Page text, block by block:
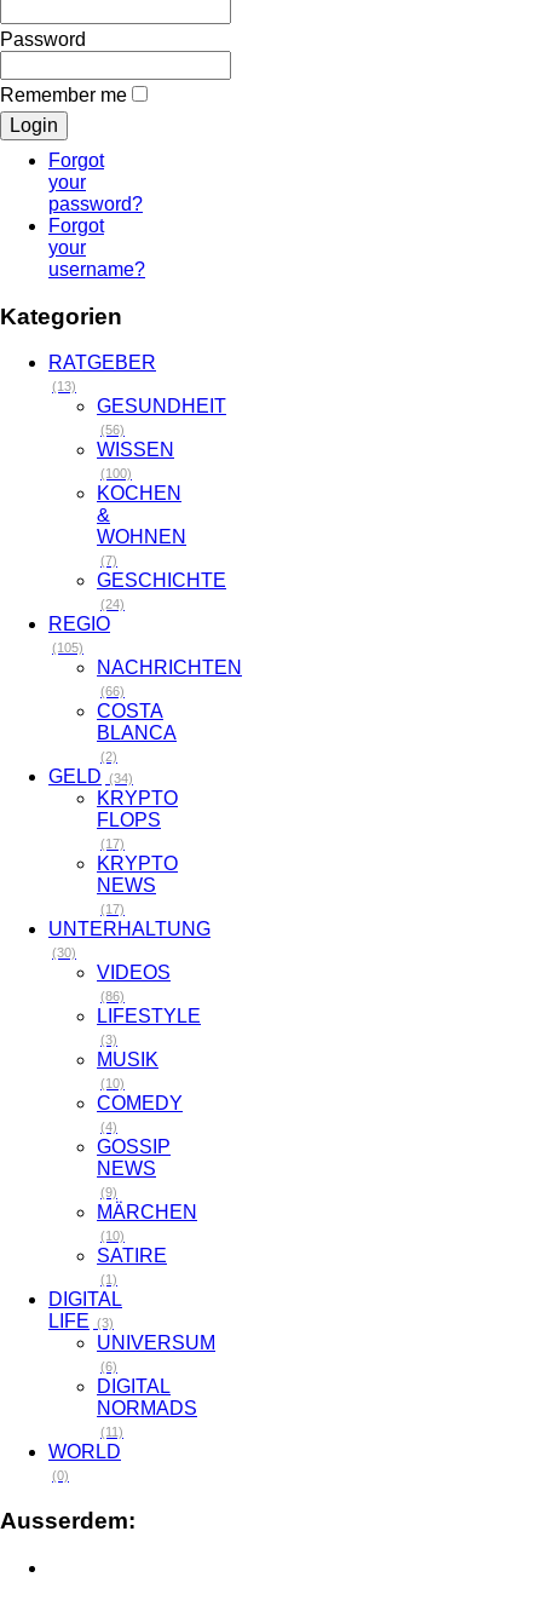
Password
Remember me
Forgot
your
password?
Forgot
your
username?
Kategorien
RATGEBER
(13)
GESUNDHEIT
(56)
WISSEN
(100)
KOCHEN
&
WOHNEN
(7)
GESCHICHTE
(24)
REGIO
(105)
NACHRICHTEN
(66)
COSTA
BLANCA
(2)
GELD (34)
KRYPTO
FLOPS
(17)
KRYPTO
NEWS
(17)
UNTERHALTUNG
(30)
VIDEOS
(86)
LIFESTYLE
(3)
MUSIK
(10)
COMEDY
(4)
GOSSIP
NEWS
(9)
MÄRCHEN
(10)
SATIRE
(1)
DIGITAL
LIFE (3)
UNIVERSUM
(6)
DIGITAL
NORMADS
(11)
WORLD
(0)
Ausserdem: